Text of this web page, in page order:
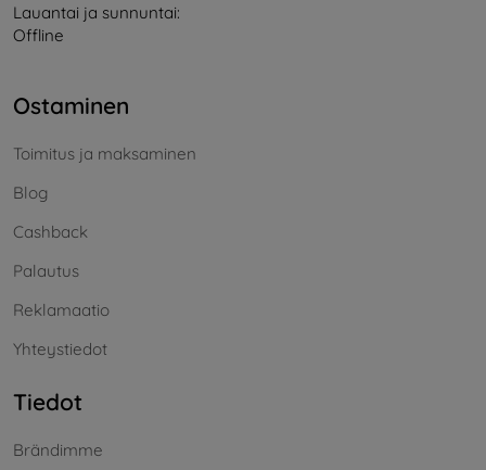
Lauantai ja sunnuntai:
Offline
Ostaminen
Toimitus ja maksaminen
Blog
Cashback
Palautus
Reklamaatio
Yhteystiedot
Tiedot
Brändimme